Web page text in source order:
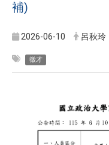
補)
2026-06-10 呂秋玲
徵才